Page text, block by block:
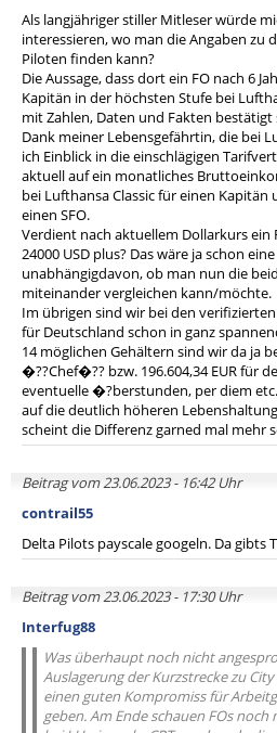
Als langjähriger stiller Mitleser würde
interessieren, wo man die Angaben zu
Piloten finden kann?
Die Aussage, dass dort ein FO nach 6
Kapitän in der höchsten Stufe bei
mit Zahlen, Daten und Fakten bestätigt
Dank meiner Lebensgefährtin, die bei
ich Einblick in die einschlägigen
aktuell auf ein monatliches
bei Lufthansa Classic für einen Kapitän
einen SFO.
Verdient nach aktuellem Dollarkurs ein
24000 USD plus? Das wäre ja schon
unabhängigdavon, ob man nun die
miteinander vergleichen kann/möchte.
Im übrigen sind wir bei den
für Deutschland schon in ganz
14 möglichen Gehältern sind wir da ja
�??Chef�?? bzw. 196.604,34 EUR für
eventuelle �?berstunden, per diem
auf die deutlich höheren
scheint die Differenz garned mal mehr
Beitrag vom 23.06.2023 - 16:42 Uhr
contrail55
Delta Pilots payscale googeln. Da gibts
Beitrag vom 23.06.2023 - 17:30 Uhr
Interfug88
Was überhaupt noch nicht
Auslagerung der Kurzstrecke zu
einen guten Kompromiss für
geben. Am Ende schauen FOs